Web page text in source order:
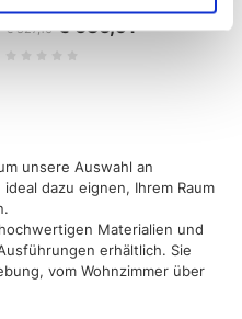
di qualche
scansionandolo
caratteristiche specifiche
sezione dettagli
in qualsiasi momento
contenuti ed
€ 827,16 € 636,91
unsere Auswahl an
dazu eignen, Ihrem Raum
Materialien und
erhältlich. Sie
vom Wohnzimmer über